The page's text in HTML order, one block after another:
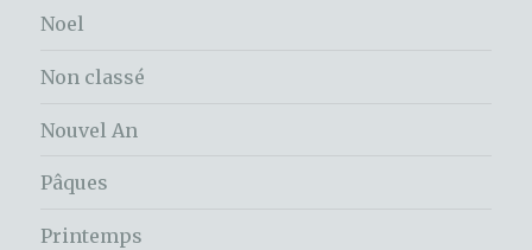
Noel
Non classé
Nouvel An
Pâques
Printemps